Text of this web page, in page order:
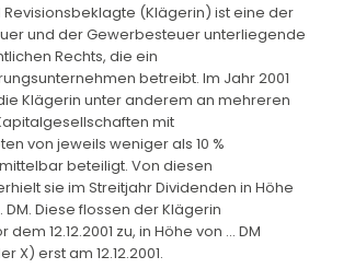
Revisionsbeklagte (Klägerin) ist eine der
und der Gewerbesteuer unterliegende
Rechts, die ein
betreibt. Im Jahr 2001
Klägerin unter anderem an mehreren
mit
von jeweils weniger als 10 %
beteiligt. Von diesen
sie im Streitjahr Dividenden in Höhe
DM. Diese flossen der Klägerin
12.12.2001 zu, in Höhe von ... DM
X) erst am 12.12.2001.